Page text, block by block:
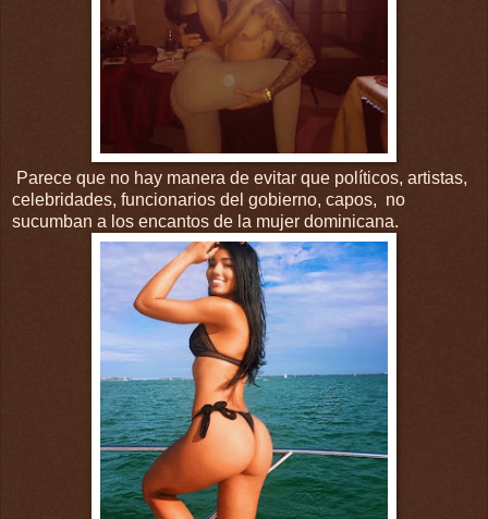
Parece que no hay manera de evitar que políticos, artistas,
celebridades, funcionarios del gobierno, capos, no
sucumban a los encantos de la mujer dominicana.